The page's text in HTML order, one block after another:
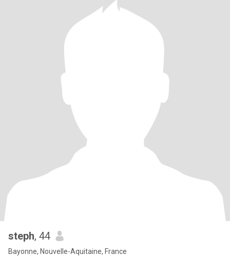
steph, 44
Bayonne, Nouvelle-Aquitaine, France